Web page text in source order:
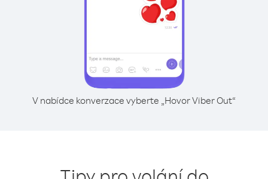
V nabídce konverzace vyberte „Hovor Viber Out“